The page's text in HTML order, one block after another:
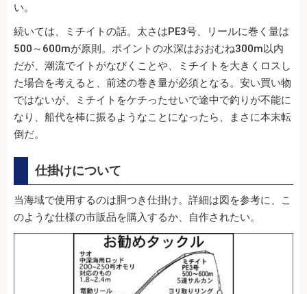
い。
続いては、ミチイトの話。太さはPE3号、リールに巻く量は
500～600mが原則。ポイントの水深はおおむね300m以内
だが、潮流でイトがなびくことや、ミチイトを大きくロスし
た場合を考えると、前述の巻き量が必須となる。安い買い物
ではないが、ミチイトをケチったせいで途中で釣りが不能に
なり、船代を棒に振るようなことになったら、まさに本末転
倒だ。
仕掛けについて
当海域で使用するのは胴つき仕掛け。詳細は図を参考に、こ
のような仕様の市販品を購入するか、自作されたい。